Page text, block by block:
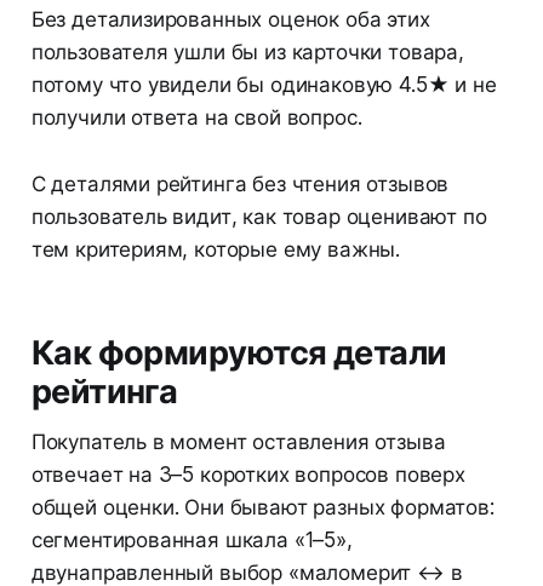
Без детализированных оценок оба этих
пользователя ушли бы из карточки товара,
потому что увидели бы одинаковую 4.5★ и не
получили ответа на свой вопрос.
С деталями рейтинга без чтения отзывов
пользователь видит, как товар оценивают по
тем критериям, которые ему важны.
Как формируются детали
рейтинга
Покупатель в момент оставления отзыва
отвечает на 3–5 коротких вопросов поверх
общей оценки. Они бывают разных форматов:
сегментированная шкала «1–5»,
двунаправленный выбор «маломерит ↔ в